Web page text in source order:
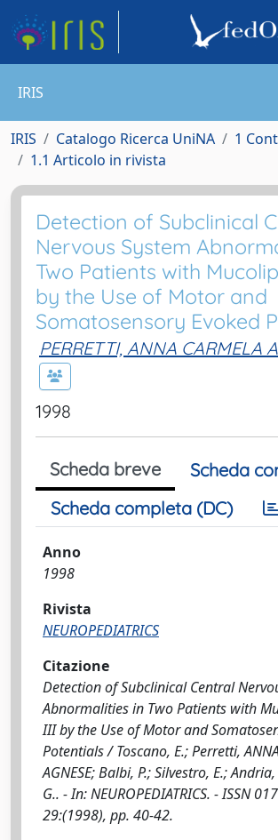
IRIS
IRIS Catalogo Ricerca UniNA
1
1.1 Articolo in rivista
Detection of Subclinical
Nervous System
Two Patients with
by the Use of Motor and
Somatosensory Evoked
PERRETTI, ANNA CARMELA
1998
Scheda breve
Scheda
Scheda completa (DC)
Anno
1998
Rivista
NEUROPEDIATRICS
Citazione
Detection of Subclinical Central
Abnormalities in Two Patients with
III by the Use of Motor and
Potentials / Toscano, E.; Perretti,
AGNESE; Balbi, P.; Silvestro, E.;
G.. - In: NEUROPEDIATRICS. - ISSN
29:(1998), pp. 40-42.